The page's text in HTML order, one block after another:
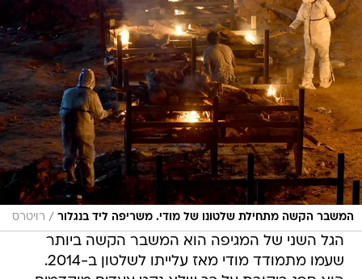
המשבר הקשה מתחילת שלטונו של מודי. משריפה ליד בנגלור / רויטרס
הגל השני של המגיפה הוא המשבר הקשה ביותר
שעמו מתמודד מודי מאז עלייתו לשלטון ב-2014.